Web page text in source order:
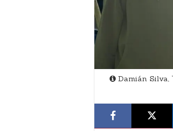
Damián Silva,